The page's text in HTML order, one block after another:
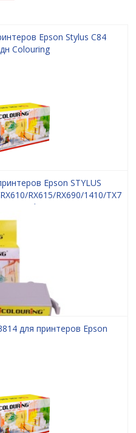
Epson Stylus C84
Colouring
Epson STYLUS
RX615/RX690/1410/
Colouring
для принтеров Epson